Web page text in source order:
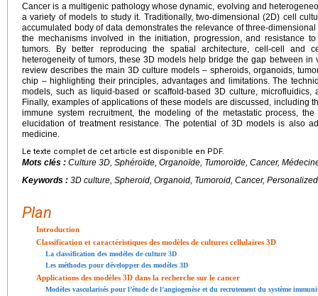
Cancer is a multigenic pathology whose dynamic, evolving and
a variety of models to study it. Traditionally, two-dimensional (2D) cell
accumulated body of data demonstrates the relevance of three-
the mechanisms involved in the initiation, progression, and resistance
tumors. By better reproducing the spatial architecture, cell-cell and
heterogeneity of tumors, these 3D models help bridge the gap between
review describes the main 3D culture models – spheroids, organoids,
chip – highlighting their principles, advantages and limitations. The
models, such as liquid-based or scaffold-based 3D culture,
Finally, examples of applications of these models are discussed, including
immune system recruitment, the modeling of the metastatic process,
elucidation of treatment resistance. The potential of 3D models is also
medicine.
Le texte complet de cet article est disponible en PDF.
Mots clés : Culture 3D, Sphéroïde, Organoïde, Tumoroïde, Cancer,
Keywords : 3D culture, Spheroid, Organoid, Tumoroid, Cancer,
Plan
Introduction
Classification et caractéristiques des modèles de cultures cellulaires 3D
La classification des modèles de culture 3D
Les méthodes pour développer des modèles 3D
Applications des modèles 3D dans la recherche sur le cancer
Modèles vascularisés pour l’étude de l’angiogenèse et du recrutement du système